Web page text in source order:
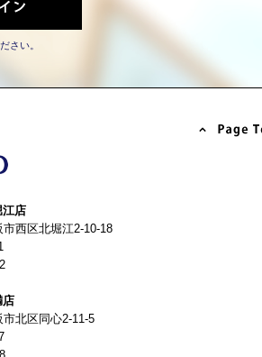
さい。
江店
西区北堀江2-10-18
店
北区同心2-11-5